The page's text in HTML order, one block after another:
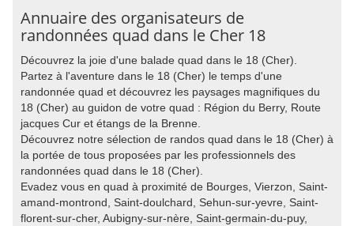
Annuaire des organisateurs de
randonnées quad dans le Cher 18
Découvrez la joie d'une balade quad dans le 18 (Cher).
Partez à l'aventure dans le 18 (Cher) le temps d'une
randonnée quad et découvrez les paysages magnifiques du
18 (Cher) au guidon de votre quad : Région du Berry, Route
jacques Cur et étangs de la Brenne.
Découvrez notre sélection de randos quad dans le 18 (Cher) à
la portée de tous proposées par les professionnels des
randonnées quad dans le 18 (Cher).
Evadez vous en quad à proximité de Bourges, Vierzon, Saint-
amand-montrond, Saint-doulchard, Sehun-sur-yevre, Saint-
florent-sur-cher, Aubigny-sur-nère, Saint-germain-du-puy,